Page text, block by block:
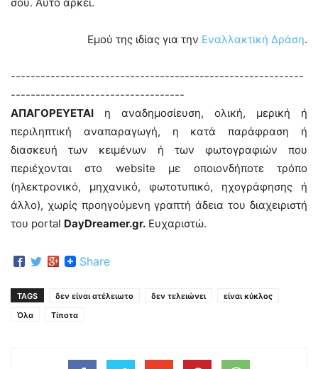
Εμού της ιδίας για την Εναλλακτική Δράση.
-----------------------------------------------------------
-----------------------------------
ΑΠΑΓΟΡΕΥΕΤΑΙ η αναδημοσίευση, ολική, μερική ή
περιληπτική αναπαραγωγή, η κατά παράφραση ή
διασκευή των κειμένων ή των φωτογραφιών που
περιέχονται στο website με οποιονδήποτε τρόπο
(ηλεκτρονικό, μηχανικό, φωτοτυπικό, ηχογράφησης ή
άλλο), χωρίς προηγούμενη γραπτή άδεια του διαχειριστή
του portal DayDreamer.gr. Ευχαριστώ.
Share
TAGS δεν είναι ατέλειωτο δεν τελειώνει
είναι κύκλος
Όλα
Τίποτα